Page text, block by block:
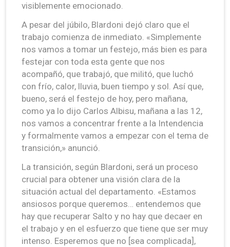
visiblemente emocionado.
A pesar del júbilo, Blardoni dejó claro que el
trabajo comienza de inmediato. «Simplemente
nos vamos a tomar un festejo, más bien es para
festejar con toda esta gente que nos
acompañó, que trabajó, que militó, que luchó
con frío, calor, lluvia, buen tiempo y sol. Así que,
bueno, será el festejo de hoy, pero mañana,
como ya lo dijo Carlos Albisu, mañana a las 12,
nos vamos a concentrar frente a la Intendencia
y formalmente vamos a empezar con el tema de
transición,» anunció.
La transición, según Blardoni, será un proceso
crucial para obtener una visión clara de la
situación actual del departamento. «Estamos
ansiosos porque queremos… entendemos que
hay que recuperar Salto y no hay que decaer en
el trabajo y en el esfuerzo que tiene que ser muy
intenso. Esperemos que no [sea complicada],